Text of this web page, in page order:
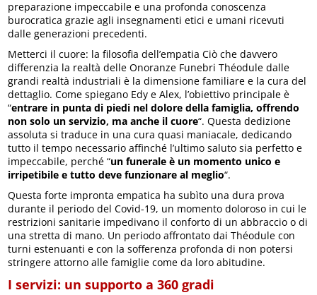
preparazione impeccabile e una profonda conoscenza
burocratica grazie agli insegnamenti etici e umani ricevuti
dalle generazioni precedenti.
Metterci il cuore: la filosofia dell’empatia Ciò che davvero
differenzia la realtà delle Onoranze Funebri Théodule dalle
grandi realtà industriali è la dimensione familiare e la cura del
dettaglio. Come spiegano Edy e Alex, l’obiettivo principale è
“entrare in punta di piedi nel dolore della famiglia, offrendo
non solo un servizio, ma anche il cuore“. Questa dedizione
assoluta si traduce in una cura quasi maniacale, dedicando
tutto il tempo necessario affinché l’ultimo saluto sia perfetto e
impeccabile, perché “un funerale è un momento unico e
irripetibile e tutto deve funzionare al meglio“.
Questa forte impronta empatica ha subìto una dura prova
durante il periodo del Covid-19, un momento doloroso in cui le
restrizioni sanitarie impedivano il conforto di un abbraccio o di
una stretta di mano. Un periodo affrontato dai Théodule con
turni estenuanti e con la sofferenza profonda di non potersi
stringere attorno alle famiglie come da loro abitudine.
I servizi: un supporto a 360 gradi